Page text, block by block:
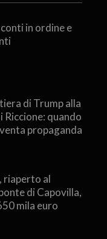
in ordine e
di Trump alla
Riccione: quando
propaganda
riaperto al
di Capovilla,
mila euro